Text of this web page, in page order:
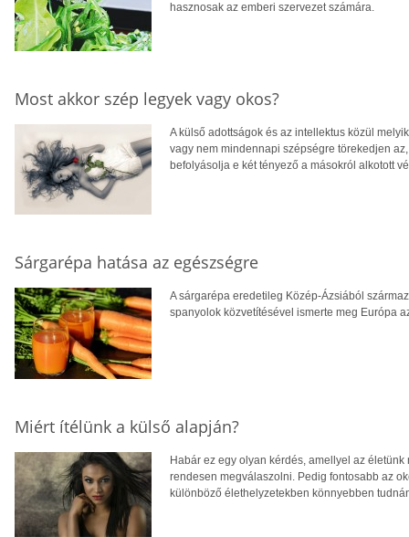
hasznosak az emberi szervezet számára.
Most akkor szép legyek vagy okos?
A külső adottságok és az intellektus közül
vagy nem mindennapi szépségre törekedjen
befolyásolja e két tényező a másokról alkotott
Sárgarépa hatása az egészségre
A sárgarépa eredetileg Közép-Ázsiából
spanyolok közvetítésével ismerte meg Európa
Miért ítélünk a külső alapján?
Habár ez egy olyan kérdés, amellyel az
rendesen megválaszolni. Pedig fontosabb az
különböző élethelyzetekben könnyebben